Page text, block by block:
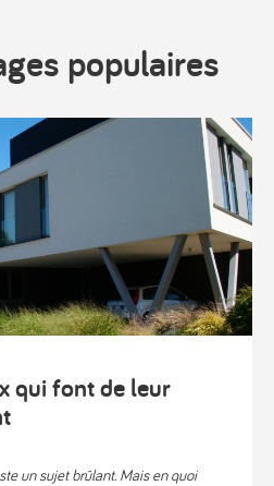
populaires
qui font de leur
un sujet brûlant. Mais en quoi